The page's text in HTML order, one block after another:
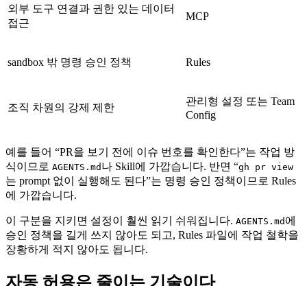
외부 도구 연결과 권한 있는 데이터
접근
MCP
sandbox 밖 명령 승인 정책 Rules
조직 차원의 강제 제한
관리형 설정 또는 Team
Config
예를 들어 “PR을 보기 전에 이슈 번호를 확인한다”는 작업 방
식이므로 AGENTS.md 나 Skill에 가깝습니다. 반면 “gh pr view
는 prompt 없이 실행해도 된다”는 명령 승인 정책이므로 Rules
에 가깝습니다.
이 구분을 지키면 설정이 훨씬 읽기 쉬워집니다. AGENTS.md 에
승인 정책을 길게 쓰지 않아도 되고, Rules 파일에 작업 철학을
장황하게 적지 않아도 됩니다.
자동 허용은 줄이는 기술이다